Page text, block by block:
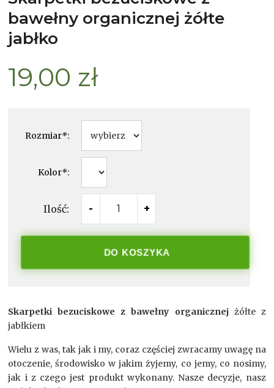
bawełny organicznej żółte
jabłko
19,00 zł
Rozmiar*:
Kolor*:
Ilość: - +
DO KOSZYKA
Skarpetki bezuciskowe z bawełny organicznejżółte z
jabłkiem
Wielu z was, tak jak i my, coraz częściej zwracamy uwagę na
otoczenie, środowisko w jakim żyjemy, co jemy, co nosimy,
jak i z czego jest produkt wykonany. Nasze decyzje, nasz